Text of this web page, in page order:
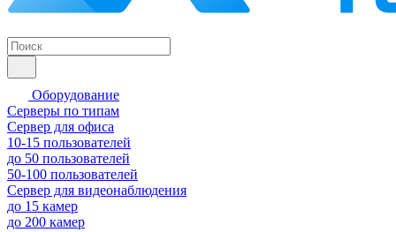
Оборудование
Серверы по типам
Сервер для офиса
10-15 пользователей
до 50 пользователей
50-100 пользователей
Сервер для видеонаблюдения
до 15 камер
до 200 камер